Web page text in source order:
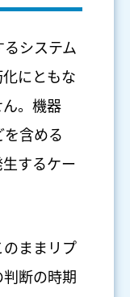
システム
にともな
ん。機器
含める
するケー
のままリプ
断の時期